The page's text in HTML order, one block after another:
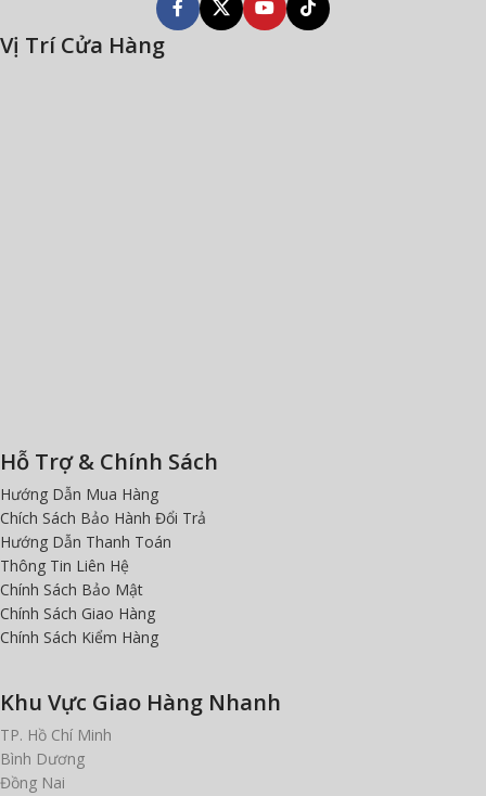
Vị Trí Cửa Hàng
Hỗ Trợ & Chính Sách
Hướng Dẫn Mua Hàng
Chích Sách Bảo Hành Đổi Trả
Hướng Dẫn Thanh Toán
Thông Tin Liên Hệ
Chính Sách Bảo Mật
Chính Sách Giao Hàng
Chính Sách Kiểm Hàng
Khu Vực Giao Hàng Nhanh
TP. Hồ Chí Minh
Bình Dương
Đồng Nai